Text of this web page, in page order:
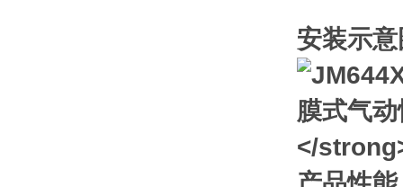
安装示